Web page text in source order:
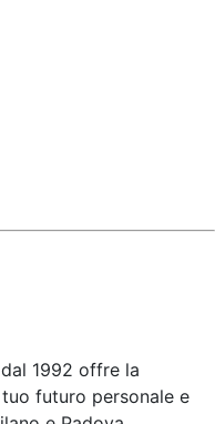
1992 offre la
futuro personale e